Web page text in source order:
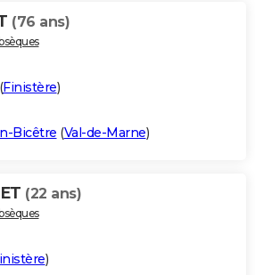
(76 ans)
(Finistère)
Bicêtre (Val-de-Marne)
(22 ans)
)